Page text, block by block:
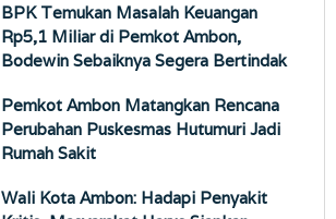
BPK Temukan Masalah Keuangan
Rp5,1 Miliar di Pemkot Ambon,
Bodewin Sebaiknya Segera Bertindak
Pemkot Ambon Matangkan Rencana
Perubahan Puskesmas Hutumuri Jadi
Rumah Sakit
Wali Kota Ambon: Hadapi Penyakit